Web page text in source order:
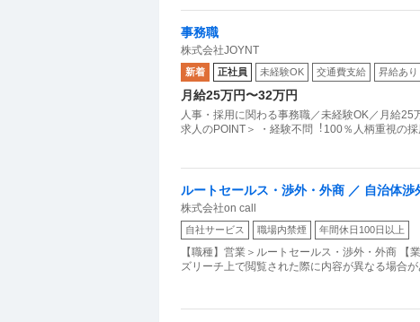
事務職
株式会社JOYNT
新着 正社員 未経験OK 交通費支給 昇給あり
月給25万円〜32万円
⼈事・採⽤に関わる事務職／未経験OK／月給
求⼈のPOINT＞ ・経験不問︕100％⼈柄重視の
ルートセールス・渉外・外商 ／ 自治体
社会インフラを創る
株式会社on call
自社サービス 職場内禁煙 年間休日100日以上
【職種】営業＞ルートセールス・渉外・外商
ズリーチ上で閲覧された際に内容が異なる場合